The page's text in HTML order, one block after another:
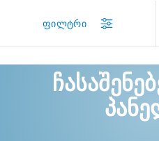
პროდუქტები
ფილტრი